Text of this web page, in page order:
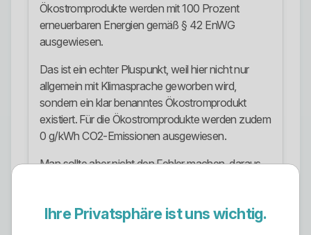
Ökostromprodukte werden mit 100 Prozent
erneuerbaren Energien gemäß § 42 EnWG
ausgewiesen.
Das ist ein echter Pluspunkt, weil hier nicht nur
allgemein mit Klimasprache geworben wird,
sondern ein klar benanntes Ökostromprodukt
existiert. Für die Ökostromprodukte werden zudem
0 g/kWh CO2-Emissionen ausgewiesen.
Man sollte aber nicht den Fehler machen, daraus
allgemeine Gesamtstromlieferung des
Ihre Privatsphäre ist uns wichtig.